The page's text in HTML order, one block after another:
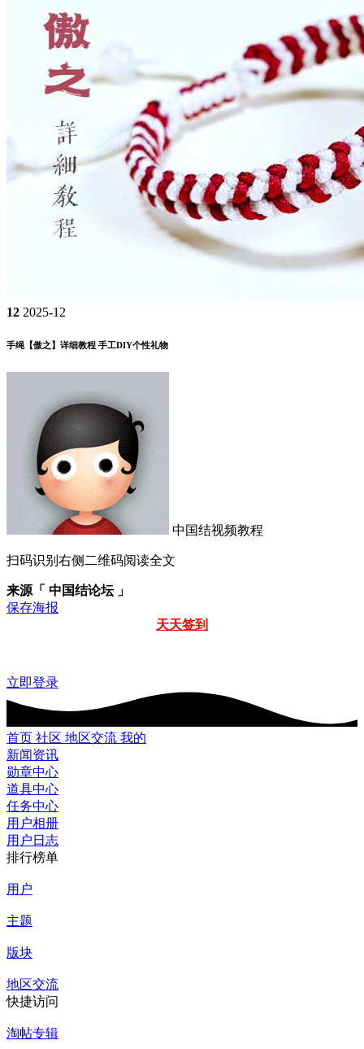
12 2025-12
手绳【傲之】详细教程 手工DIY个性礼物
中国结视频教程
扫码识别右侧二维码阅读全文
来源「 中国结论坛 」
保存海报
天天签到
立即登录
首页 社区 地区交流 我的
新闻资讯
勋章中心
道具中心
任务中心
用户相册
用户日志
排行榜单
用户
主题
版块
地区交流
快捷访问
淘帖专辑